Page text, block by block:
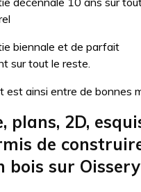
biennale et de parfait
sur tout le reste.
est ainsi entre de bonnes
plans, 2D,
de
bois sur Oissery